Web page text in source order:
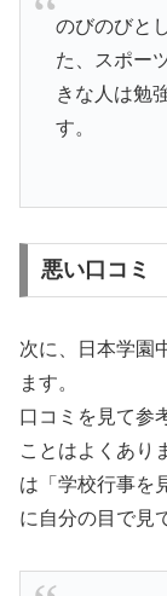
のびのびと
た、スポー
きな人は勉
す。
悪い口コミ
次に、日本学園
ます。
口コミを見て参
ことはよくあり
は「学校行事を
に自分の目で見